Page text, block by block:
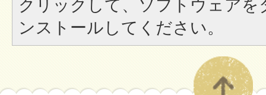
クリックして、ソフトウェア
ンストールしてください。